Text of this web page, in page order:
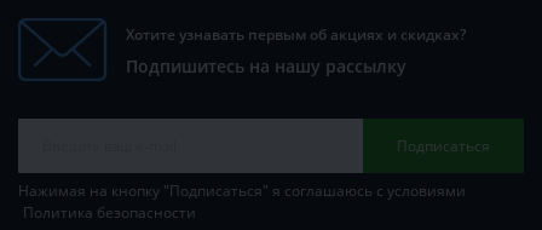
Хотите узнавать первым об акциях и скидках?
Подпишитесь на нашу рассылку
Подписаться
Нажимая на кнопку "Подписаться" я соглашаюсь с условиями
Политика безопасности